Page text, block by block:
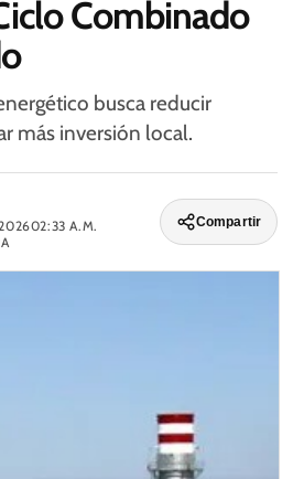
Combinado
busca reducir
más inversión local.
02:33 A.M.
Compartir